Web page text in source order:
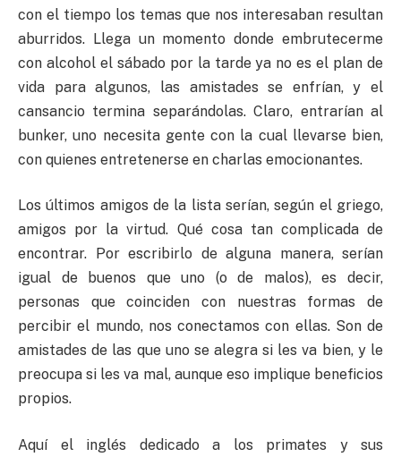
con el tiempo los temas que nos interesaban resultan
aburridos. Llega un momento donde embrutecerme
con alcohol el sábado por la tarde ya no es el plan de
vida para algunos, las amistades se enfrían, y el
cansancio termina separándolas. Claro, entrarían al
bunker, uno necesita gente con la cual llevarse bien,
con quienes entretenerse en charlas emocionantes.
Los últimos amigos de la lista serían, según el griego,
amigos por la virtud. Qué cosa tan complicada de
encontrar. Por escribirlo de alguna manera, serían
igual de buenos que uno (o de malos), es decir,
personas que coinciden con nuestras formas de
percibir el mundo, nos conectamos con ellas. Son de
amistades de las que uno se alegra si les va bien, y le
preocupa si les va mal, aunque eso implique beneficios
propios.
Aquí el inglés dedicado a los primates y sus